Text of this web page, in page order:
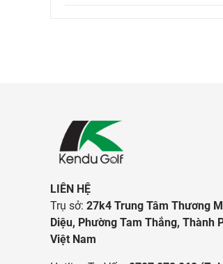
LIÊN HỆ
Trụ sở: 27k4 Trung Tâm Thương
Diệu, Phường Tam Thắng, Thành
Việt Nam